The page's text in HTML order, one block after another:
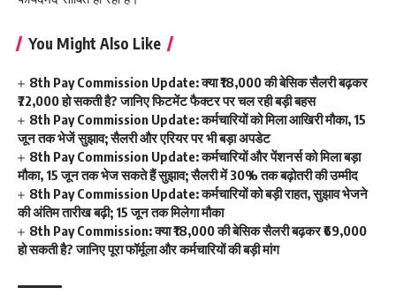
You Might Also Like
8th Pay Commission Update: क्या ₹18,000 की बेसिक सैलरी बढ़कर
₹72,000 हो सकती है? जानिए फिटमेंट फैक्टर पर चल रही बड़ी बहस
8th Pay Commission Update: कर्मचारियों को मिला आखिरी मौका, 15
जून तक भेजें सुझाव; सैलरी और एरियर पर भी बड़ा अपडेट
8th Pay Commission Update: कर्मचारियों और पेंशनर्स को मिला बड़ा
मौका, 15 जून तक भेज सकते हैं सुझाव; सैलरी में 30% तक बढ़ोतरी की उम्मीद
8th Pay Commission Update: कर्मचारियों को बड़ी राहत, सुझाव भेजने
की अंतिम तारीख बढ़ी; 15 जून तक मिलेगा मौका
8th Pay Commission: क्या ₹18,000 की बेसिक सैलरी बढ़कर ₹69,000
हो सकती है? जानिए पूरा फॉर्मूला और कर्मचारियों की बड़ी मांग